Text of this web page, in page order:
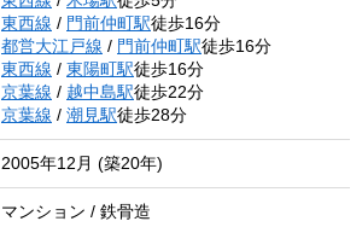
東西線 / 門前仲町駅徒歩16分
都営大江戸線 / 門前仲町駅徒歩16分
東西線 / 東陽町駅徒歩16分
京葉線 / 越中島駅徒歩22分
京葉線 / 潮見駅徒歩28分
2005年12月 (築20年)
マンション / 鉄骨造